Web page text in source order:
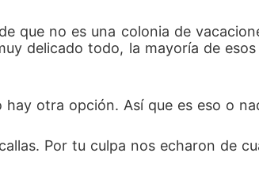
que no es una colonia de
delicado todo, la mayoría de
hay otra opción. Así que es eso o
Por tu culpa nos echaron de